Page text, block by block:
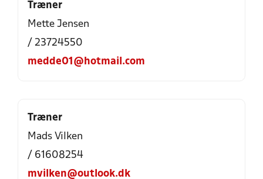
Træner
Mette Jensen
/ 23724550
medde01@hotmail.com
Træner
Mads Vilken
/ 61608254
mvilken@outlook.dk